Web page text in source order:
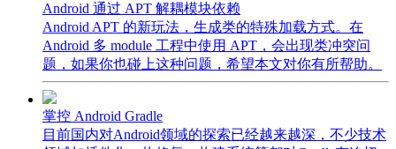
Android 通过 APT 解耦模块依赖
Android APT 的新玩法，生成类的特殊加载方式。在
Android 多 module 工程中使用 APT，会出现类冲突问
题，如果你也碰上这种问题，希望本文对你有所帮助。
掌控 Android Gradle
目前国内对Android领域的探索已经越来越深，不少技术